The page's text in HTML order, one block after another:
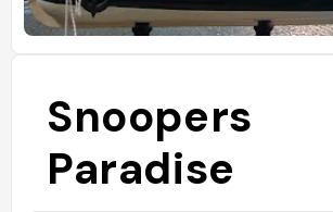
Snoopers
Paradise